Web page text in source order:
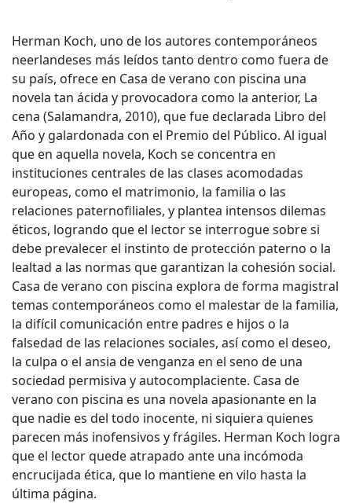
Herman Koch, uno de los autores contemporáneos
neerlandeses más leídos tanto dentro como fuera de
su país, ofrece en Casa de verano con piscina una
novela tan ácida y provocadora como la anterior, La
cena (Salamandra, 2010), que fue declarada Libro del
Año y galardonada con el Premio del Público. Al igual
que en aquella novela, Koch se concentra en
instituciones centrales de las clases acomodadas
europeas, como el matrimonio, la familia o las
relaciones paternofiliales, y plantea intensos dilemas
éticos, logrando que el lector se interrogue sobre si
debe prevalecer el instinto de protección paterno o la
lealtad a las normas que garantizan la cohesión social.
Casa de verano con piscina explora de forma magistral
temas contemporáneos como el malestar de la familia,
la difícil comunicación entre padres e hijos o la
falsedad de las relaciones sociales, así como el deseo,
la culpa o el ansia de venganza en el seno de una
sociedad permisiva y autocomplaciente. Casa de
verano con piscina es una novela apasionante en la
que nadie es del todo inocente, ni siquiera quienes
parecen más inofensivos y frágiles. Herman Koch logra
que el lector quede atrapado ante una incómoda
encrucijada ética, que lo mantiene en vilo hasta la
última página.